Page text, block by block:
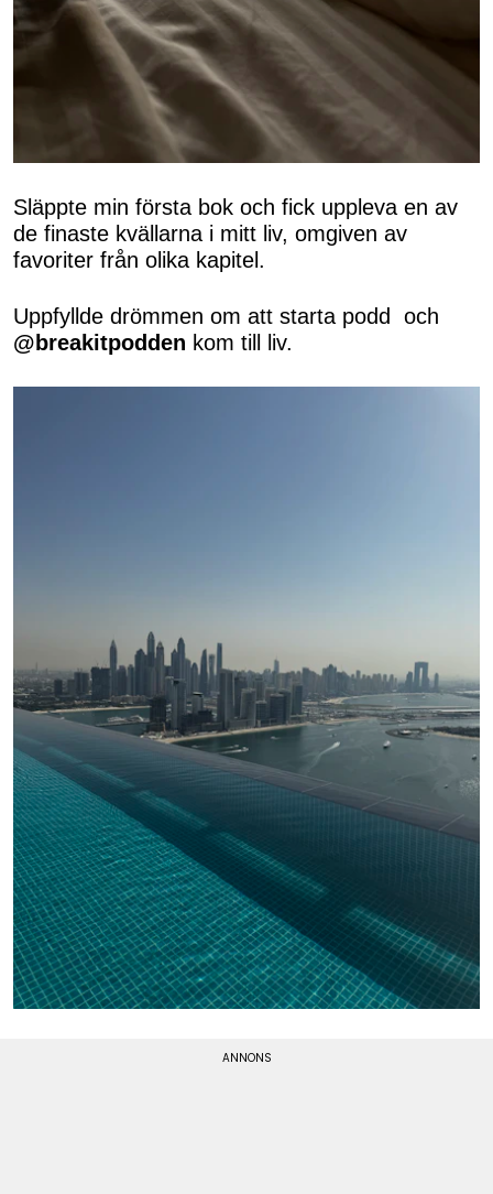
Släppte min första bok och fick uppleva en av
de finaste kvällarna i mitt liv, omgiven av
favoriter från olika kapitel.
Uppfyllde drömmen om att starta podd och
@breakitpodden kom till liv.